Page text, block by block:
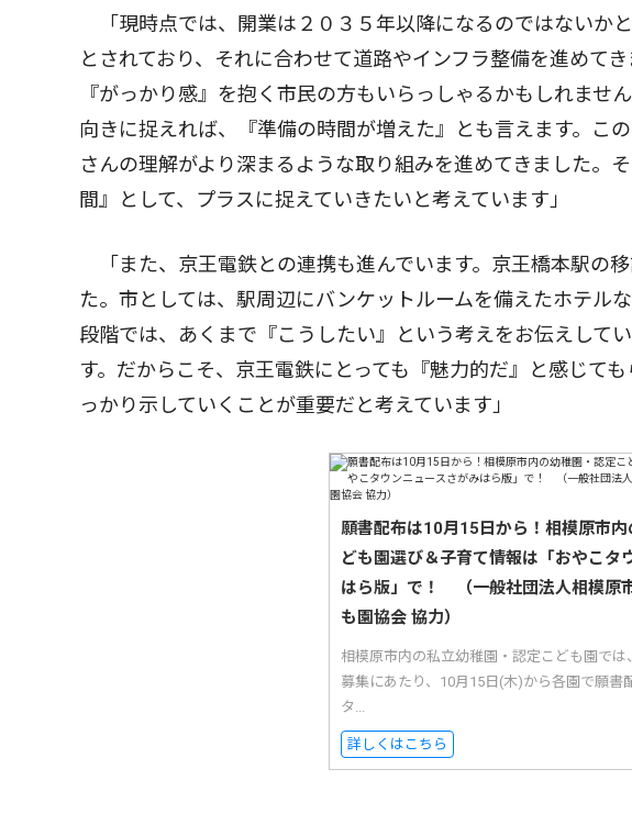
「現時点では、開業は２０３５年以降になるのではないか
とされており、それに合わせて道路やインフラ整備を進めて
『がっかり感』を抱く市民の方もいらっしゃるかもしれませ
向きに捉えれば、『準備の時間が増えた』とも言えます。こ
さんの理解がより深まるような取り組みを進めてきました。
間』として、プラスに捉えていきたいと考えています」
「また、京王電鉄との連携も進んでいます。京王橋本駅の
た。市としては、駅周辺にバンケットルームを備えたホテル
段階では、あくまで『こうしたい』という考えをお伝えして
す。だからこそ、京王電鉄にとっても『魅力的だ』と感じて
っかり示していくことが重要だと考えています」
願書配布は10月15日から！相模原市内
ども園選び＆子育て情報は「おやこタ
はら版」で！ （一般社団法人相模原
も園協会 協力）
相模原市内の私立幼稚園・認定こども園では
募集にあたり、10月15日(木)から各園で願書
タ...
詳しくはこちら